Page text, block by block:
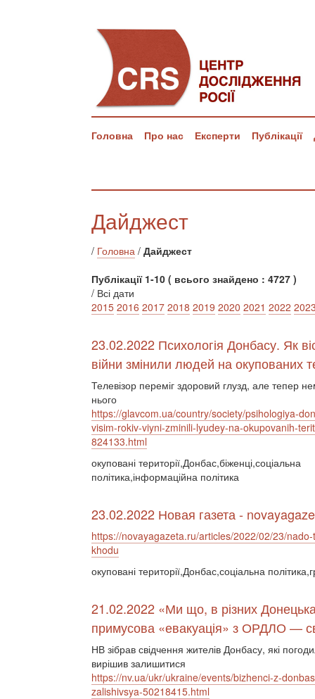
Головна Про нас Експерти Публікації
Дайджест
/ Головна / Дайджест
Публікації 1-10 ( всього знайдено : 4727 )
/ Всі дати
2015 2016 2017 2018 2019 2020 2021 2022
23.02.2022 Психологія Донбасу. Як
війни змінили людей на окупованих
Телевізор переміг здоровий глузд, але тепер
нього
https://glavcom.ua/country/society/psihologiya-
visim-rokiv-viyni-zminili-lyudey-na-okupovanih-
824133.html
окуповані території,Донбас,біженці,соціальна
політика,інформаційна політика
23.02.2022 Новая газета -
https://novayagazeta.ru/articles/2022/02/23/
khodu
окуповані території,Донбас,соціальна
21.02.2022 «Ми що, в різних
примусова «евакуація» з ОРДЛО —
НВ зібрав свідчення жителів Донбасу, які
вирішив залишитися
https://nv.ua/ukr/ukraine/events/bizhenci-z-
zalishivsya-50218415.html